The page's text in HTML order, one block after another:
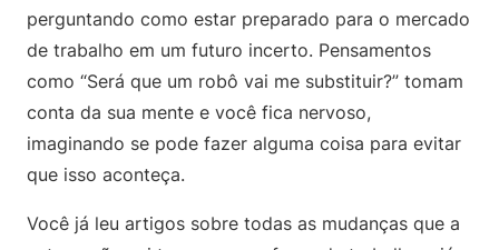
perguntando como estar preparado para o mercado
de trabalho em um futuro incerto. Pensamentos
como “Será que um robô vai me substituir?” tomam
conta da sua mente e você fica nervoso,
imaginando se pode fazer alguma coisa para evitar
que isso aconteça.
Você já leu artigos sobre todas as mudanças que a